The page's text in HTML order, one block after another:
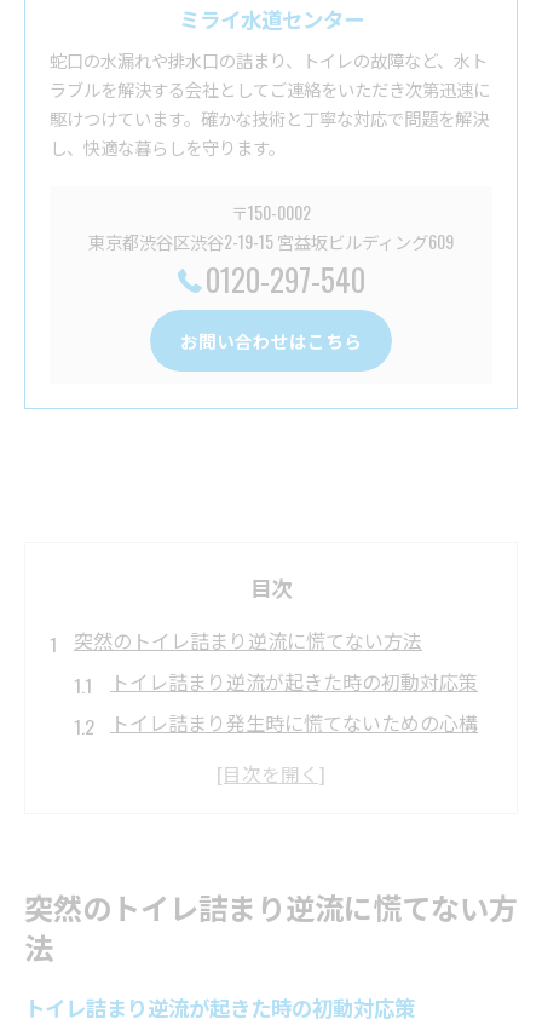
ミライ水道センター
蛇口の水漏れや排水口の詰まり、トイレの故障など、水ト
ラブルを解決する会社としてご連絡をいただき次第迅速に
駆けつけています。確かな技術と丁寧な対応で問題を解決
し、快適な暮らしを守ります。
〒150-0002
東京都渋谷区渋谷2-19-15 宮益坂ビルディング609
0120-297-540
お問い合わせはこちら
目次
突然のトイレ詰まり逆流に慌てない方法
トイレ詰まり逆流が起きた時の初動対応策
トイレ詰まり発生時に慌てないための心構
トイレ詰まり逆流時に試したい応急処置法
世田谷区の住宅で多いトイレ詰まりの傾向
突然のトイレ詰まり逆流に慌てない方
法
トイレ詰まり逆流が起きた時の初動対応策